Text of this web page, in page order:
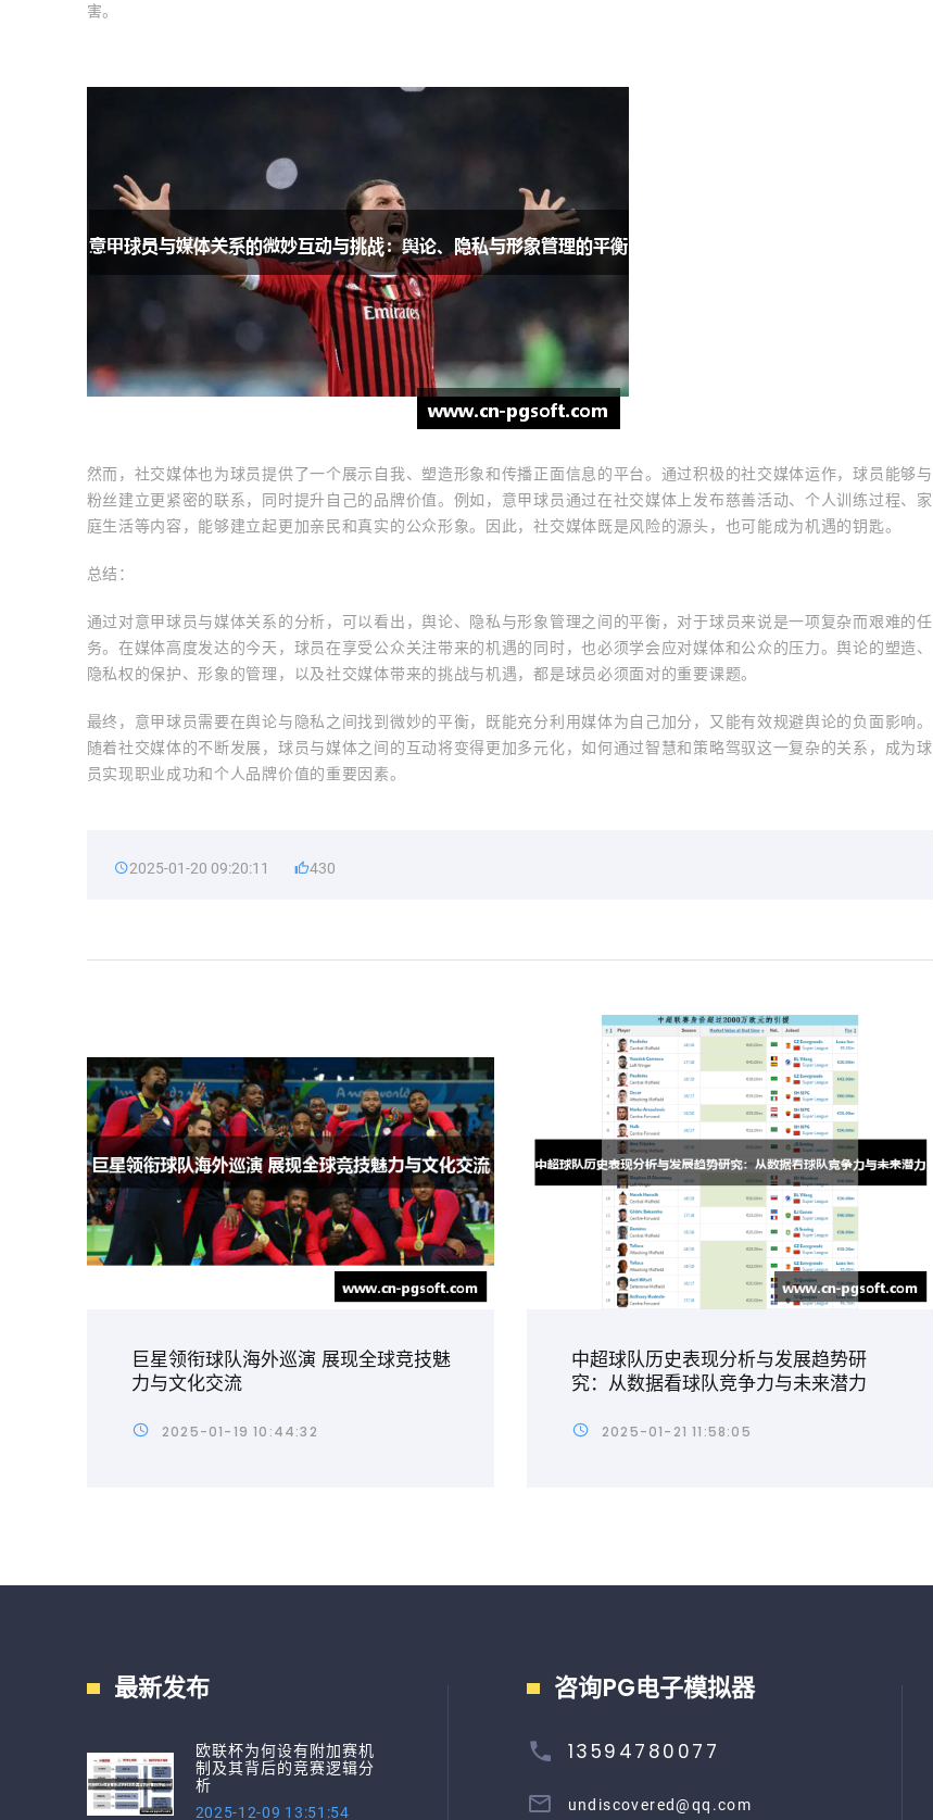
害。
然而，社交媒体也为球员提供了一个展示自我、塑造形象和传播正面信息的平台。通过积极的社交媒体运作，球员能够与
粉丝建立更紧密的联系，同时提升自己的品牌价值。例如，意甲球员通过在社交媒体上发布慈善活动、个人训练过程、家
庭生活等内容，能够建立起更加亲民和真实的公众形象。因此，社交媒体既是风险的源头，也可能成为机遇的钥匙。
总结：
通过对意甲球员与媒体关系的分析，可以看出，舆论、隐私与形象管理之间的平衡，对于球员来说是一项复杂而艰难的任
务。在媒体高度发达的今天，球员在享受公众关注带来的机遇的同时，也必须学会应对媒体和公众的压力。舆论的塑造、
隐私权的保护、形象的管理，以及社交媒体带来的挑战与机遇，都是球员必须面对的重要课题。
最终，意甲球员需要在舆论与隐私之间找到微妙的平衡，既能充分利用媒体为自己加分，又能有效规避舆论的负面影响。
随着社交媒体的不断发展，球员与媒体之间的互动将变得更加多元化，如何通过智慧和策略驾驭这一复杂的关系，成为球
员实现职业成功和个人品牌价值的重要因素。
2025-01-20 09:20:11 430
巨星领衔球队海外巡演 展现全球竞技魅
力与文化交流
2025-01-19 10:44:32
中超球队历史表现分析与发展趋势研
究：从数据看球队竞争力与未来潜力
2025-01-21 11:58:05
最新发布
欧联杯为何设有附加赛机
制及其背后的竞赛逻辑分
析
2025-12-09 13:51:54
咨询PG电子模拟器
13594780077
undiscovered@qq.com